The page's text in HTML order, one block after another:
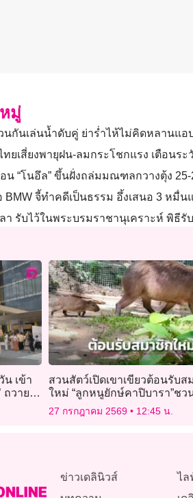
มู่
นกันเล่นน้ำดับคู่ ย่าร่ำไห้ไม่คิดหลานแอ
ยเสี่ยงพายุฝน-ลมกระโชกแรง เตือนระ
น “โนอึล” ขึ้นฝั่งถล่มมณฑลกวางตุ้ง 25-
จี้ทำคดีเป็นธรรม อึ้งเสนอ 3 หมื่น
รับไว้ในพระบรมราชานุเคราะห์ พิธีรั
น เข้า
ถวาย
สวนสัตว์เปิดเขาเขียวต้อนรับส
ใหม่ “ลูกหนูยักษ์คาปิบารา”ชวน
ก.ค. เด็กเข้าฟรี
27 กรกฎาคม 2569 12:45 น.
ข่าวเดลินิวส์
ไล